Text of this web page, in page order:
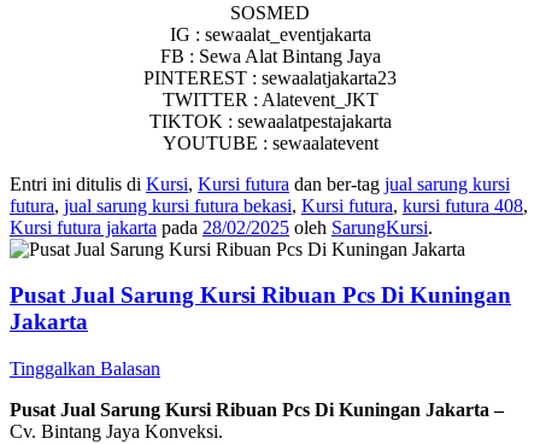
SOSMED
IG : sewaalat_eventjakarta
FB : Sewa Alat Bintang Jaya
PINTEREST : sewaalatjakarta23
TWITTER : Alatevent_JKT
TIKTOK : sewaalatpestajakarta
YOUTUBE : sewaalatevent
Entri ini ditulis di Kursi, Kursi futura dan ber-tag jual sarung kursi
futura, jual sarung kursi futura bekasi, Kursi futura, kursi futura 408,
Kursi futura jakarta pada 28/02/2025 oleh SarungKursi.
Pusat Jual Sarung Kursi Ribuan Pcs Di Kuningan
Jakarta
Tinggalkan Balasan
Pusat Jual Sarung Kursi Ribuan Pcs Di Kuningan Jakarta –
Cv. Bintang Jaya Konveksi.